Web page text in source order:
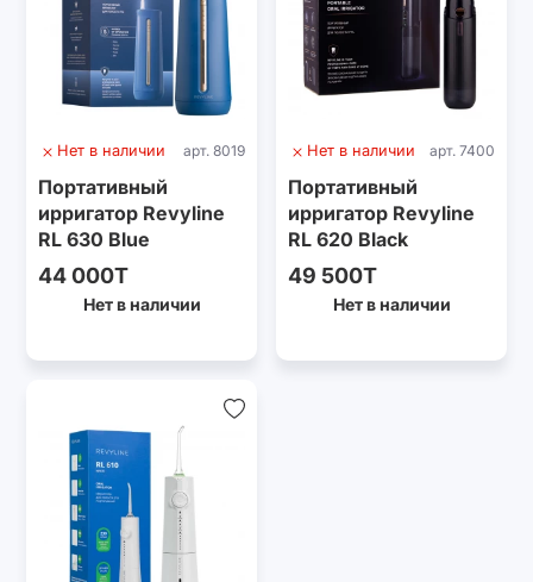
Нет в наличии арт. 8019
Портативный
ирригатор Revyline
RL 630 Blue
44 000T
Нет в наличии
Нет в наличии арт. 7400
Портативный
ирригатор Revyline
RL 620 Black
49 500T
Нет в наличии